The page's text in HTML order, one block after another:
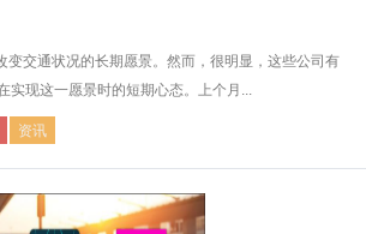
变交通状况的长期愿景。然而，很明显，这些公司有
实现这一愿景时的短期心态。上个月...
资讯